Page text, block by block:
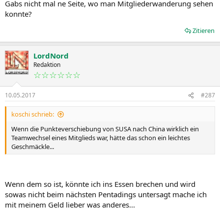
Gabs nicht mal ne Seite, wo man Mitgliederwanderung sehen
konnte?
Zitieren
LordNord
Redaktion
☆☆☆☆☆☆
10.05.2017 #287
koschi schrieb:
Wenn die Punkteverschiebung von SUSA nach China wirklich ein
Teamwechsel eines Mitglieds war, hätte das schon ein leichtes
Geschmäckle...
Wenn dem so ist, könnte ich ins Essen brechen und wird
sowas nicht beim nächsten Pentadings untersagt mache ich
mit meinem Geld lieber was anderes...